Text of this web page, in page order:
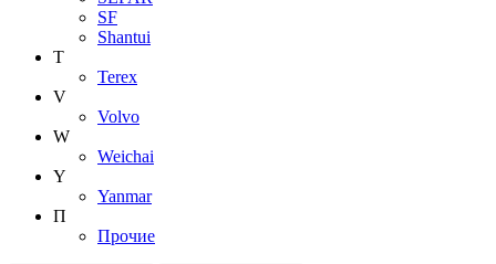
SF
Shantui
T
Terex
V
Volvo
W
Weichai
Y
Yanmar
П
Прочие